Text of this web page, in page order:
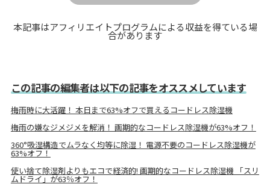
本記事はアフィリエイトプログラムによる収益を得ている場
合があります
この記事の編集者は以下の記事をオススメしています
梅雨時に大活躍！ 本日まで63%オフで買えるコードレス除湿機
梅雨の嫌なジメジメを解消！ 画期的なコードレス除湿機が63%オフ！
360°吸湿構造でムラなく均等に除湿！ 電源不要のコードレス除湿機が
63%オフ！
使い捨て除湿剤よりもエコで経済的! 画期的なコードレス除湿機 「スリ
ムドライ」が63％オフ！